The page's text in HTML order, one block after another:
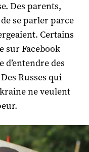
Des parents,
se parler parce
Certains
sur Facebook
d’entendre des
Russes qui
ne veulent